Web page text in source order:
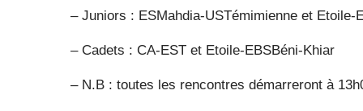
– Juniors : ESMahdia-USTémimienne et Etoile-
– Cadets : CA-EST et Etoile-EBSBéni-Khiar
– N.B : toutes les rencontres démarreront à